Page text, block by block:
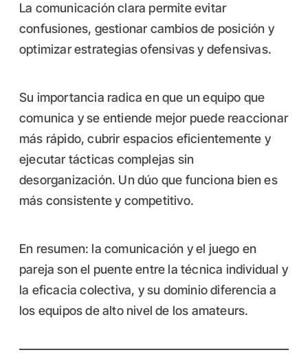
La comunicación clara permite evitar
confusiones, gestionar cambios de posición y
optimizar estrategias ofensivas y defensivas.
Su importancia radica en que un equipo que
comunica y se entiende mejor puede reaccionar
más rápido, cubrir espacios eficientemente y
ejecutar tácticas complejas sin
desorganización. Un dúo que funciona bien es
más consistente y competitivo.
En resumen: la comunicación y el juego en
pareja son el puente entre la técnica individual y
la eficacia colectiva, y su dominio diferencia a
los equipos de alto nivel de los amateurs.